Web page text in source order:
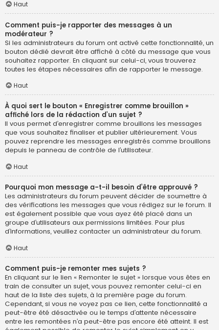
Haut
Comment puis-je rapporter des messages à un
modérateur ?
Si les administrateurs du forum ont activé cette fonctionnalité, un
bouton dédié devrait être affiché à côté du message que vous
souhaitez rapporter. En cliquant sur celui-ci, vous trouverez
toutes les étapes nécessaires afin de rapporter le message.
Haut
À quoi sert le bouton « Enregistrer comme brouillon »
affiché lors de la rédaction d’un sujet ?
Il vous permet d’enregistrer comme brouillons les messages
que vous souhaitez finaliser et publier ultérieurement. Vous
pouvez reprendre les messages enregistrés comme brouillons
depuis le panneau de contrôle de l’utilisateur.
Haut
Pourquoi mon message a-t-il besoin d’être approuvé ?
Les administrateurs du forum peuvent décider de soumettre à
des vérifications les messages que vous rédigez sur le forum. Il
est également possible que vous ayez été placé dans un
groupe d’utilisateurs aux permissions limitées. Pour plus
d’informations, veuillez contacter un administrateur du forum.
Haut
Comment puis-je remonter mes sujets ?
En cliquant sur le lien « Remonter le sujet » lorsque vous êtes en
train de consulter un sujet, vous pouvez remonter celui-ci en
haut de la liste des sujets, à la première page du forum.
Cependant, si vous ne voyez pas ce lien, cette fonctionnalité a
peut-être été désactivée ou le temps d’attente nécessaire
entre les remontées n’a peut-être pas encore été atteint. Il est